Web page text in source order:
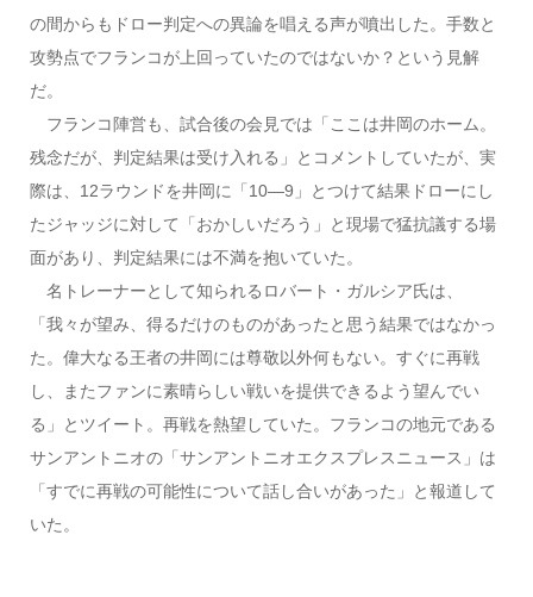
の間からもドロー判定への異論を唱える声が噴出した。手数と
攻勢点でフランコが上回っていたのではないか？という見解
だ。
フランコ陣営も、試合後の会見では「ここは井岡のホーム。
残念だが、判定結果は受け入れる」とコメントしていたが、実
際は、12ラウンドを井岡に「10―9」とつけて結果ドローにし
たジャッジに対して「おかしいだろう」と現場で猛抗議する場
面があり、判定結果には不満を抱いていた。
名トレーナーとして知られるロバート・ガルシア氏は、
「我々が望み、得るだけのものがあったと思う結果ではなかっ
た。偉大なる王者の井岡には尊敬以外何もない。すぐに再戦
し、またファンに素晴らしい戦いを提供できるよう望んでい
る」とツイート。再戦を熱望していた。フランコの地元である
サンアントニオの「サンアントニオエクスプレスニュース」は
「すでに再戦の可能性について話し合いがあった」と報道して
いた。